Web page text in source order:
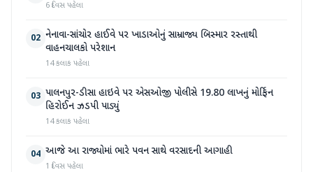
6 દિવસ પહેલા
02 નેનાવા-સાંચોર હાઈવે પર ખાડાઓનું સામ્રાજ્ય બિસ્માર રસ્તાથી
વાહનચાલકો પરેશાન
14 કલાક પહેલા
03 પાલનપુર-ડીસા હાઇવે પર એસઓજી પોલીસે 19.80 લાખનું મોર્ફિન
હિરોઈન ઝડપી પાડ્યું
14 કલાક પહેલા
04 આજે આ રાજ્યોમાં ભારે પવન સાથે વરસાદની આગાહી
1 દિવસ પહેલા